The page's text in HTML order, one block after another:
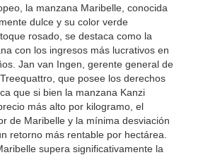
la manzana Maribelle, conocida
dulce y su color verde
rosado, se destaca como la
con los ingresos más lucrativos en
Jan van Ingen, gerente general de
que posee los derechos
que si bien la manzana Kanzi
más alto por kilogramo, el
de Maribelle y la mínima desviación
retorno más rentable por hectárea.
supera significativamente la